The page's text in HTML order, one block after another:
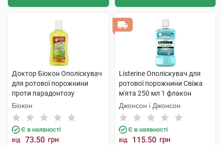
Доктор Біокон Ополіскувач
для ротової порожнини
проти парадонтозу
Ромашка + календула 250
мл 1 флакон
Біокон
Є в наявності
від 73.50 грн
Listerine Ополіскувач для
ротової порожнини Свіжа
м'ята 250 мл 1 флакон
Джонсон і Джонсон
Є в наявності
від 115.50 грн